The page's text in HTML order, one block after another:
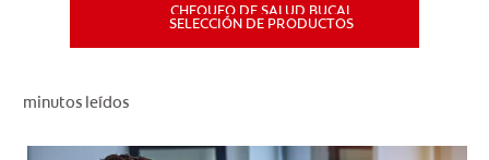
CHEQUEO DE SALUD BUCAL
SELECCIÓN DE PRODUCTOS
minutos leídos